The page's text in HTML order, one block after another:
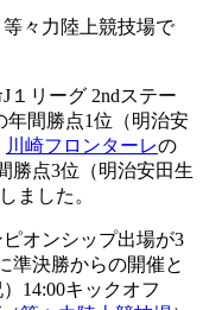
々力陸上競技場で
１リーグ 2ndステー
年間勝点1位（明治安
川崎フロンターレの
勝点3位（明治安田生
ました。
オンシップ出場が3
準決勝からの開催と
）14:00キックオフ